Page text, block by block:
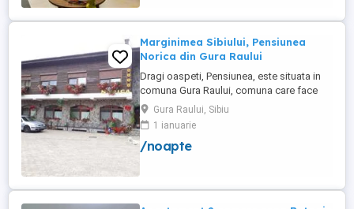
Marginimea Sibiului, Pensiunea
Norica din Gura Raului
Dragi oaspeti, Pensiunea, este situata in
comuna Gura Raului, comuna care face
parte din salba celor mai vechi, frumoase
si instarite asezari ce alcatuiesc
Marginimea Sibiului, la 18 km de Sibiu in
directia Sebes (Cristian, Orlat, Gura
Gura Raului, Sibiu
1 ianuarie
/noapte